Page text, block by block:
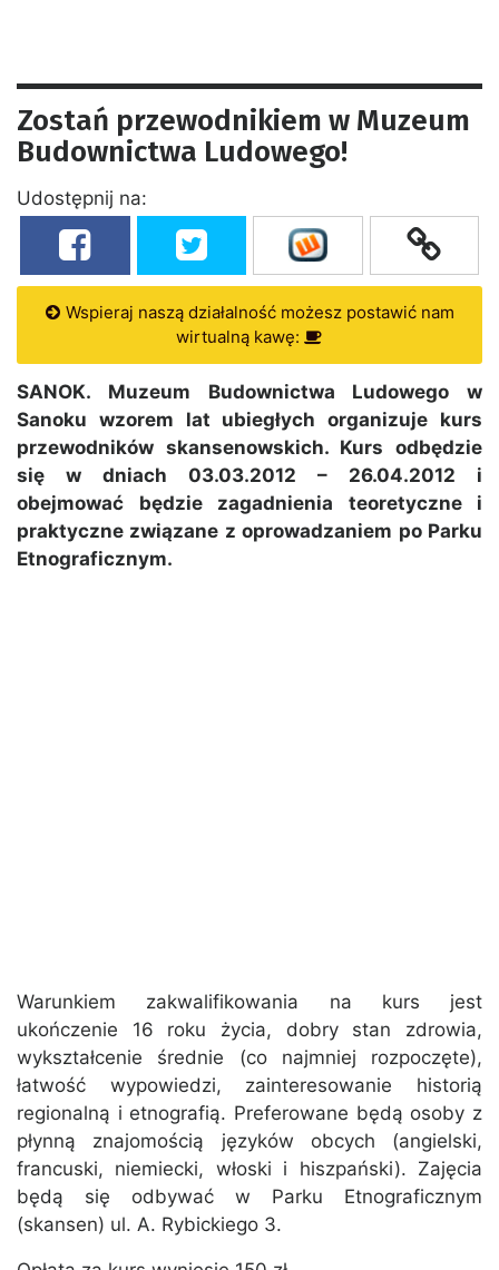
Zostań przewodnikiem w Muzeum
Budownictwa Ludowego!
Udostępnij na:
Wspieraj naszą działalność możesz postawić nam
wirtualną kawę:
SANOK. Muzeum Budownictwa Ludowego w
Sanoku wzorem lat ubiegłych organizuje kurs
przewodników skansenowskich. Kurs odbędzie
się w dniach 03.03.2012 – 26.04.2012 i
obejmować będzie zagadnienia teoretyczne i
praktyczne związane z oprowadzaniem po Parku
Etnograficznym.
Warunkiem zakwalifikowania na kurs jest
ukończenie 16 roku życia, dobry stan zdrowia,
wykształcenie średnie (co najmniej rozpoczęte),
łatwość wypowiedzi, zainteresowanie historią
regionalną i etnografią. Preferowane będą osoby z
płynną znajomością języków obcych (angielski,
francuski, niemiecki, włoski i hiszpański). Zajęcia
będą się odbywać w Parku Etnograficznym
(skansen) ul. A. Rybickiego 3.